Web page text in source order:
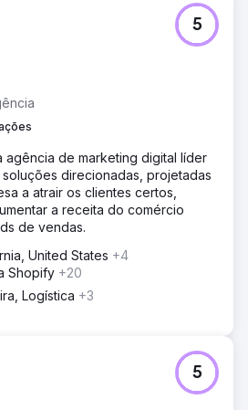
5
agência de marketing digital líder
direcionadas, projetadas
a atrair os clientes certos,
a receita do comércio
de vendas.
United States +4
Shopify +20
Logística +3
5